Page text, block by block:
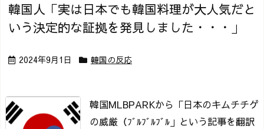
韓国人「実は日本でも韓国料理が大人気だと
いう決定的な証拠を発見しました・・・」
2024年9月1日 韓国の反応
韓国MLBPARKから「日本のキムチチゲ
の威厳（ﾌﾞﾙﾌﾞﾙﾌﾞﾙ」という記事を翻訳